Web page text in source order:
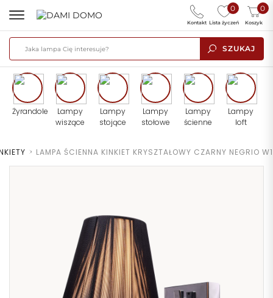
SZUKAJ
0
Lista życzeń
0
Koszyk
Kontakt
Żyrandole
Lampy
wiszące
Lampy
stojące
Lampy
stołowe
Lampy
ścienne
Lampy
loft
> LAMPA ŚCIENNA KINKIET KRYSZTAŁOWY CZARNY NEGRIO W1